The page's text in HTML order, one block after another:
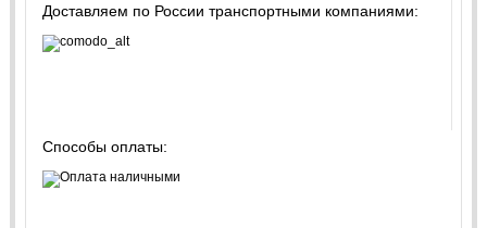
Доставляем по России транспортными компаниями:
Способы оплаты: